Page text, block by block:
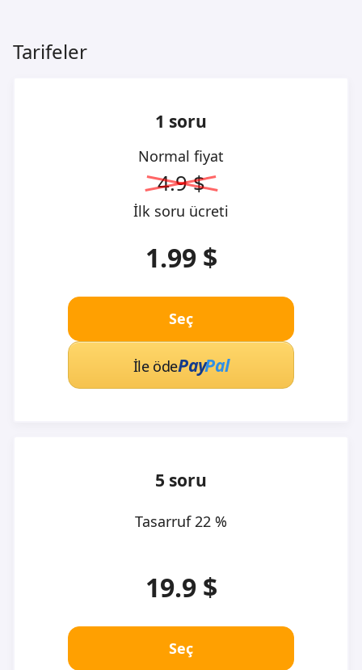
Tarifeler
1 soru
Normal fiyat
4.9 $
İlk soru ücreti
1.99 $
Seç
İle ödePayPal
5 soru
Tasarruf 22 %
19.9 $
Seç